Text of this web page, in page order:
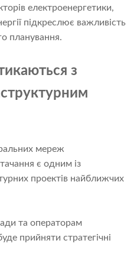
електроенергетики,
підкреслює важливість
планування.
з
мереж
є одним із
проектів найближчих
та операторам
прийняти стратегічні